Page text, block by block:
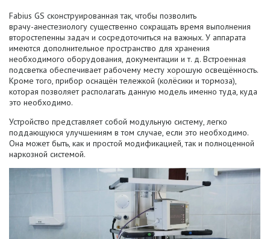
Fabius GS сконструированная так, чтобы позволить
врачу-анестезиологу существенно сокращать время выполнения
второстепенны задач и сосредоточиться на важных. У аппарата
имеются дополнительное пространство для хранения
необходимого оборудования, документации и т. д. Встроенная
подсветка обеспечивает рабочему месту хорошую освещённость.
Кроме того, прибор оснащён тележкой (колёсики и тормоза),
которая позволяет располагать данную модель именно туда, куда
это необходимо.
Устройство представляет собой модульную систему, легко
поддающуюся улучшениям в том случае, если это необходимо.
Она может быть, как и простой модификацией, так и полноценной
наркозной системой.